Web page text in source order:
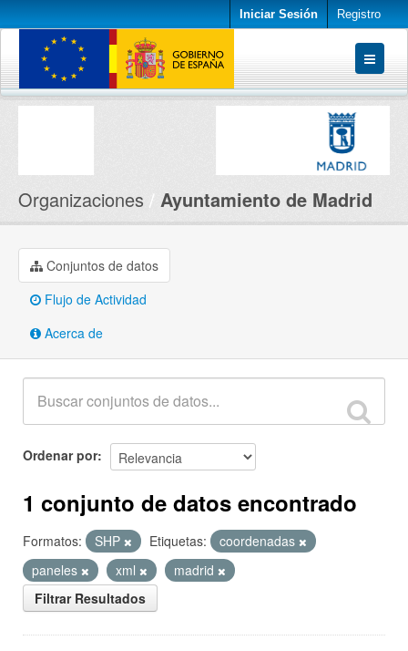
Iniciar Sesión Registro
Conjuntos de datos
Organizaciones Ayuntamiento de Madrid
Conjuntos de datos
Flujo de Actividad
Acerca de
Ordenar por
1 conjunto de datos encontrado
Formatos: SHP Etiquetas:
coordenadas
paneles
xml
madrid
Filtrar Resultados